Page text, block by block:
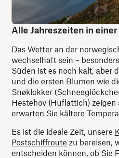
Alle Jahreszeiten in
Das Wetter an der
wechselhaft sein –
Süden ist es noch kalt, aber
und die ersten Blumen wie
Snøklokker
Hestehov (Huflattich)
erwarten Sie kältere
Es ist die ideale Zeit, unsere
Postschiffroute zu bereisen,
entscheiden können, ob Sie